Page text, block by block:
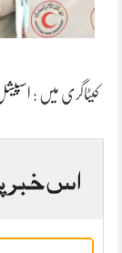
کیٹاگری میں :
اس خبر